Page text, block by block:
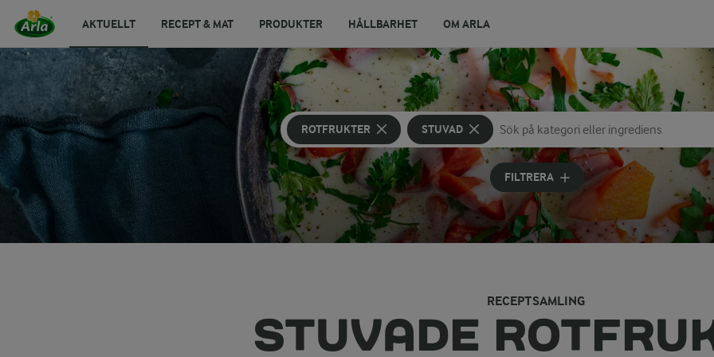
AKTUELLT RECEPT & MAT PRODUKTER HÅLLBARHET OM ARLA
ROTFRUKTER STUVAD
Sök på kategori eller ingrediens
Skriv in sökord för att få förslag
FILTRERA
RECEPTSAMLING
STUVADE